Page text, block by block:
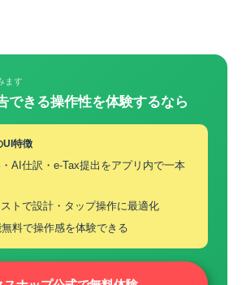
ます
できる操作性を体験するなら
UI特徴
AI仕訳・e-Tax提出をアプリ内で一本
トで設計・タップ操作に最適化
料で操作感を体験できる